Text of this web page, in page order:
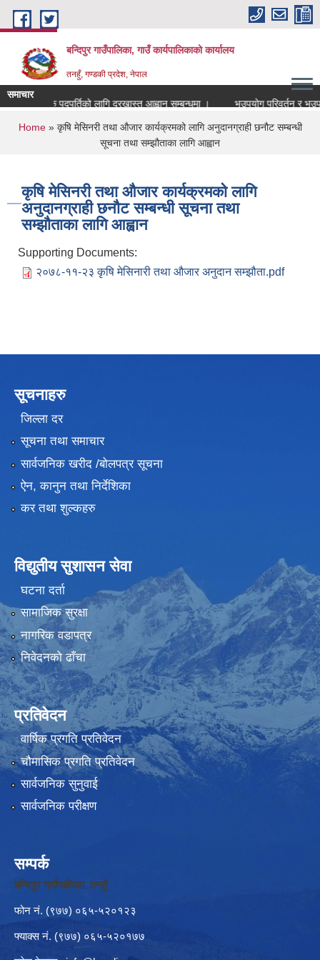
Skip to main content
बन्दिपुर गाउँपालिका, गाउँ कार्यपालिकाको कार्यालय
तनहुँ, गण्डकी प्रदेश, नेपाल
समाचार
पदपुर्तिको लागि दरखास्त आह्वान सम्बन्धमा ।
भूउपयोग परिवर्तन र
You are here
Home» कृषि मेसिनरी तथा औजार कार्यक्रमको लागि अनुदानग्राही छनौट सम्बन्धी
सूचना तथा सम्झौताका लागि आह्वान
कृषि मेसिनरी तथा औजार कार्यक्रमको लागि
अनुदानग्राही छनौट सम्बन्धी सूचना तथा
सम्झौताका लागि आह्वान
Supporting Documents:
२०७८-११-२३ कृषि मेसिनारी तथा औजार अनुदान सम्झौता.pdf
सूचनाहरु
जिल्ला दर
सूचना तथा समाचार
सार्वजनिक खरीद /बोलपत्र सूचना
ऐन, कानुन तथा निर्देशिका
कर तथा शुल्कहरु
विद्युतीय सुशासन सेवा
घटना दर्ता
सामाजिक सुरक्षा
नागरिक वडापत्र
निवेदनको ढाँचा
प्रतिवेदन
वार्षिक प्रगति प्रतिवेदन
चौमासिक प्रगति प्रतिवेदन
सार्वजनिक सुनुवाई
सार्वजनिक परीक्षण
सम्पर्क
बन्दिपुर गाउँपालिका, तनहुँ
फोन नं‍. (९७७) ०६५-५२०१२३
फ्याक्स नं. (९७७) ०६५-५२०१७७